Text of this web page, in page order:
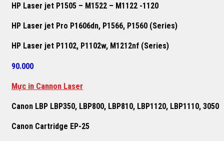
HP Laser jet P1505 – M1522 – M1122 -1120
HP Laser jet Pro P1606dn, P1566, P1560 (Series)
HP Laser jet P1102, P1102w, M1212nf (Series)
90.000
Mực in Cannon Laser
Canon LBP LBP350, LBP800, LBP810, LBP1120, LBP1110, 3050
Canon Cartridge EP-25